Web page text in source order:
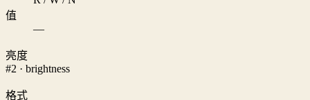
值
—
亮度
#2 · brightness
格式